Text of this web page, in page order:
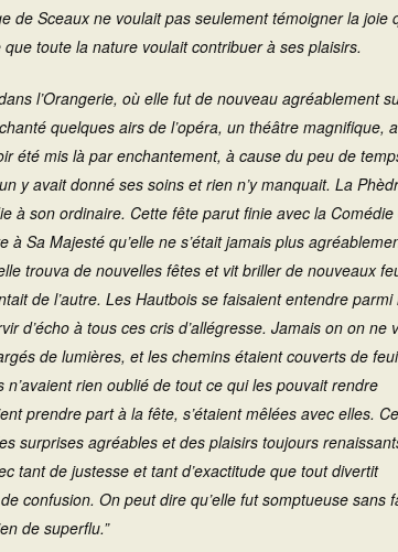
de Sceaux ne voulait pas seulement témoigner la joie
toute la nature voulait contribuer à ses plaisirs.
l’Orangerie, où elle fut de nouveau agréablement
quelques airs de l’opéra, un théâtre magnifique,
été mis là par enchantement, à cause du peu de
y avait donné ses soins et rien n’y manquait. La
à son ordinaire. Cette fête parut finie avec la Comédie
à Sa Majesté qu’elle ne s’était jamais plus
trouva de nouvelles fêtes et vit briller de nouveaux
de l’autre. Les Hautbois se faisaient entendre parmi
d’écho à tous ces cris d’allégresse. Jamais on on ne
de lumières, et les chemins étaient couverts de
rien oublié de tout ce qui les pouvait rendre
prendre part à la fête, s’étaient mêlées avec elles.
surprises agréables et des plaisirs toujours
tant de justesse et tant d’exactitude que tout divertit
confusion. On peut dire qu’elle fut somptueuse sans
de superflu.”